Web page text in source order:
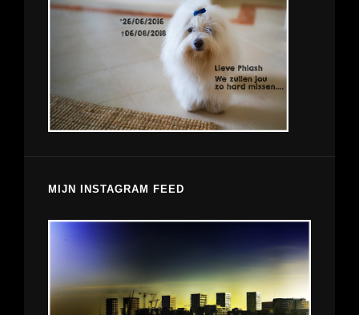
MIJN INSTAGRAM FEED